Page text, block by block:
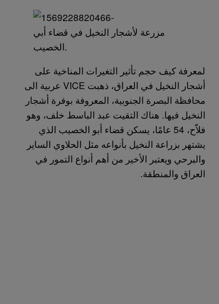
مزرعة لأشجار النخيل في قضاء أبي
الخصيب.
لمعرفة كيف حجم تأثير التغيرات المناخية على
أشجار النخيل في العراق، ذهبت VICE عربية الى
محافظة البصرة الجنوبية، المعروفة بوفرة أشجار
النخيل فيها. هناك التقيت عبد الباسط خلف، وهو
فلاّح، 54 عامًا، يسكن قضاء أبو الخصيب الذي
يشتهر بزراعة النخيل بأنواعه مثل الحلاوي الساير
والبرحي ويعتبر الأخير من أهم أنواع التمور في
العراق والمنطقة.